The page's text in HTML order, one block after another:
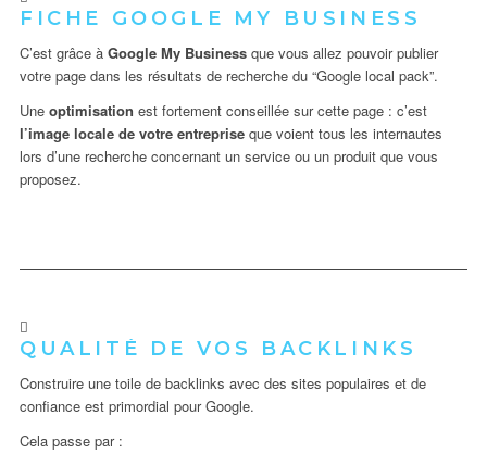
FICHE GOOGLE MY BUSINESS
C’est grâce à Google My Businessque vous allez pouvoir publier
votre page dans les résultats de recherche du “Google local pack”.
Une optimisation est fortement conseillée sur cette page : c’est
l’image locale de votre entrepriseque voient tous les internautes
lors d’une recherche concernant un service ou un produit que vous
proposez.
QUALITÉ DE VOS BACKLINKS
Construire une toile de backlinks avec des sites populaires et de
confiance est primordial pour Google.
Cela passe par :